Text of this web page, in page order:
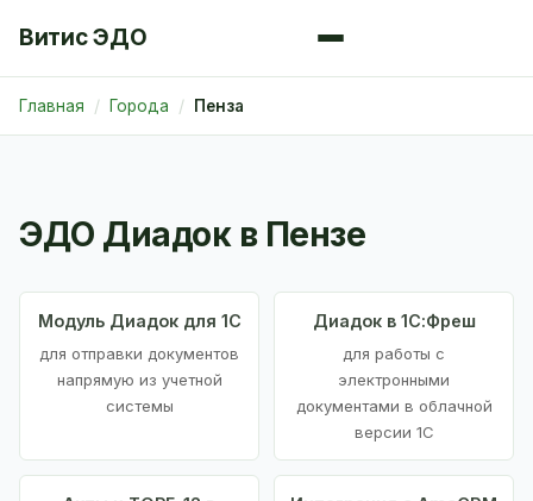
Витис ЭДО
Главная Города Пенза
ЭДО Диадок в Пензе
Модуль Диадок для 1С
для отправки документов
напрямую из учетной
системы
Диадок в 1С:Фреш
для работы с
электронными
документами в облачной
версии 1С